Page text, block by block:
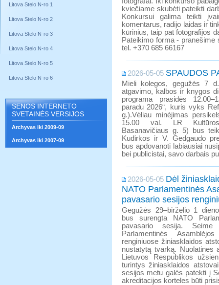
Litova Stelo N-ro 1
Litova Stelo N-ro 2
Litova Stelo N-ro 3
Litova Stelo N-ro 4
Litova Stelo N-ro 5
Litova Stelo N-ro 6
SENOS INTERNETO
SVETAINĖS VERSIJOS
Archyvas iki 2009-09
Archyvas iki 2007-09
kviečiame skubėti pateikti
Konkursui galima teikti
komentarus, radijo laidas ir
kūrinius, taip pat fotografijos
Pateikimo forma -
tel. +370 685 66167
2026-05-05 SPAUDOS
Mieli kolegos, gegužės 7
atgavimo, kalbos ir knygos
programa prasidės
paradu 2026“, kuris vyks
g.).Vėliau minėjimas
15.00 val. LR
Basanavičiaus g. 5) bus
Kudirkos ir V. Gedgaudo
bus apdovanoti labiausiai
bei publicistai, savo darbais
2026-05-05 Dėl
NATO Parlamentinės
pavasario sesijos
Gegužės 29–birželio 1
bus surengta NATO
pavasario sesija.
Parlamentinės
renginiuose žiniasklaidos
nustatytą tvarką. Nuolatines
Lietuvos Respublikos
turintys žiniasklaidos
sesijos metu galės patekti į
akreditacijos korteles būti